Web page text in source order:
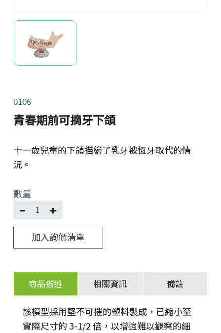
0106
青春期前可摘牙下頜
十一歲兒童的下頜描繪了乳牙被恆牙取代的情
況。
數量
加入詢價清單
商品描述 相關資訊 備註
該模型採用堅不可摧的塑料製成，已縮小至
實際尺寸的 3-1/2 倍，以增強難以觀察的細